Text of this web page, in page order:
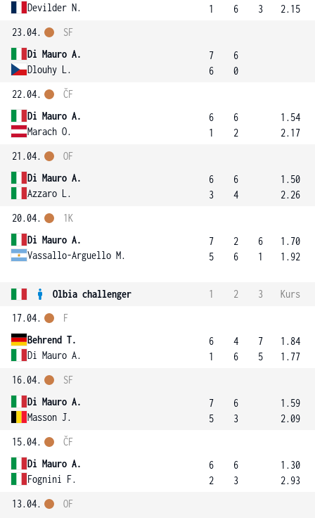
Devilder N.
1
6
3
2.15
23.04.
Di Mauro A.
Dlouhy L.
SF
7
6
6
0
22.04.
Di Mauro A.
Marach O.
ČF
6
1
6
2
1.54
2.17
21.04.
Di Mauro A.
Azzaro L.
OF
6
3
6
4
1.50
2.26
20.04.
Di Mauro A.
Vassallo-Arguello M.
1K
7
5
2
6
6
1
1.70
1.92
Olbia challenger 1 2 3
Kurs
17.04.
Behrend T.
Di Mauro A.
F
6
1
4
6
7
5
1.84
1.77
16.04.
Di Mauro A.
Masson J.
SF
7
5
6
3
1.59
2.09
15.04.
Di Mauro A.
Fognini F.
ČF
6
2
6
3
1.30
2.93
13.04.
OF